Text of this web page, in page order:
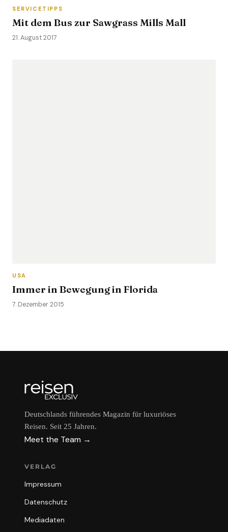
SERVICETIPPS
Mit dem Bus zur Sawgrass Mills Mall
21. August 2017
USA
Immer in Bewegung in Florida
7. Dezember 2015
Deutschlands führendes Magazin für luxuriöses
Reisen. Seit 25 Jahren.
Meet the Team →
VERLAG
Impressum
Datenschutz
Mediadaten